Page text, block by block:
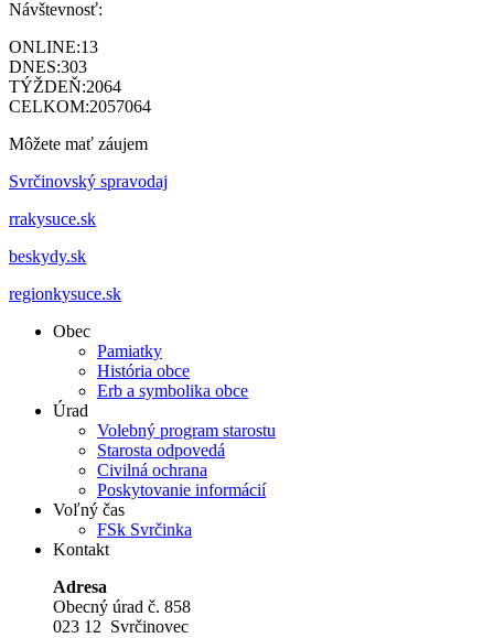
Návštevnosť:
ONLINE:13
DNES:303
TÝŽDEŇ:2064
CELKOM:2057064
Môžete mať záujem
Svrčinovský spravodaj
rrakysuce.sk
beskydy.sk
regionkysuce.sk
Obec
Pamiatky
História obce
Erb a symbolika obce
Úrad
Volebný program starostu
Starosta odpovedá
Civilná ochrana
Poskytovanie informácií
Voľný čas
FSk Svrčinka
Kontakt
Adresa
Obecný úrad č. 858
023 12 Svrčinovec